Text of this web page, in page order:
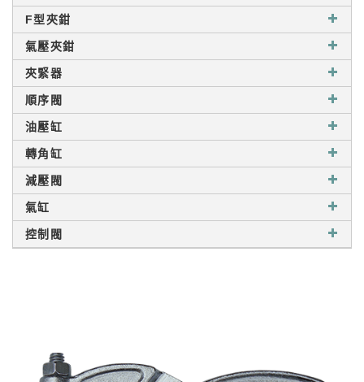
F型夾鉗
氣壓夾鉗
夾緊器
順序閥
油壓缸
轉角缸
減壓閥
氣缸
控制閥